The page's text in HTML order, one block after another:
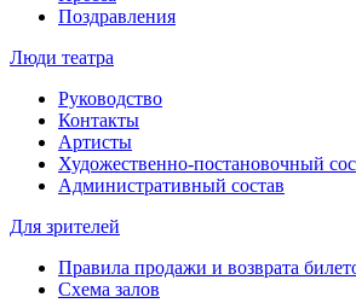
Поздравления
Люди театра
Руководство
Контакты
Артисты
Художественно-постановочный
Административный состав
Для зрителей
Правила продажи и возврата
Схема залов